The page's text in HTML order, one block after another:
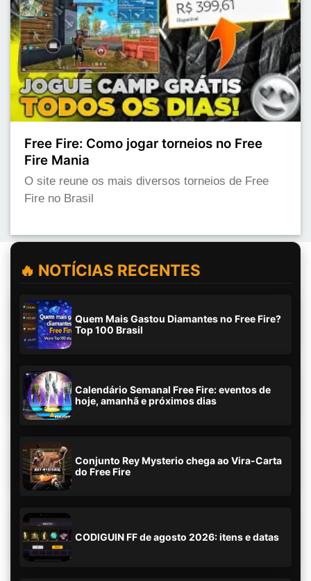
Free Fire: Como jogar torneios no Free
Fire Mania
O site reune os mais diversos torneios de Free
Fire no Brasil
🔥 NOTÍCIAS RECENTES
Quem Mais Gastou Diamantes no Free Fire?
Top 100 Brasil
Calendário Semanal Free Fire: eventos de
hoje, amanhã e próximos dias
Conjunto Rey Mysterio chega ao Vira-Carta
do Free Fire
CODIGUIN FF de agosto 2026: itens e datas